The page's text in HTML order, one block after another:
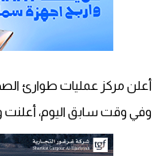
أعلن مركز عمليات طوارئ الصحة التابع
وفي وقت سابق اليوم، أعلنت وزارة الصحة اللبنانية، عن استشهاد 3